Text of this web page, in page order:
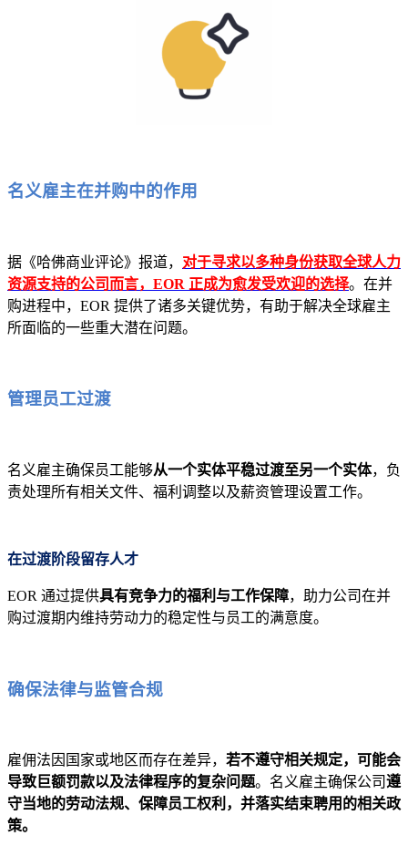
名义雇主在并购中的作用
据《哈佛商业评论》报道， 对于寻求以多种身份获取全球人力
资源支持的公司而言，EOR 正成为愈发受欢迎的选择。在并
购进程中，EOR 提供了诸多关键优势，有助于解决全球雇主
所面临的一些重大潜在问题。
管理员工过渡
名义雇主确保员工能够从一个实体平稳过渡至另一个实体，负
责处理所有相关文件、福利调整以及薪资管理设置工作。
在过渡阶段留存人才
EOR 通过提供具有竞争力的福利与工作保障，助力公司在并
购过渡期内维持劳动力的稳定性与员工的满意度。
确保法律与监管合规
雇佣法因国家或地区而存在差异， 若不遵守相关规定，可能会
导致巨额罚款以及法律程序的复杂问题。名义雇主确保公司遵
守当地的劳动法规、保障员工权利，并落实结束聘用的相关政
策。